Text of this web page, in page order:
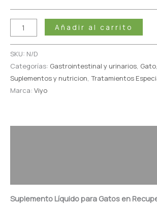
Añadir al carrito
SKU: N/D
Categorías: Gastrointestinal y urinarios, Gato,
Suplementos y nutricion, Tratamientos
Marca: Viyo
Suplemento Líquido para Gatos en